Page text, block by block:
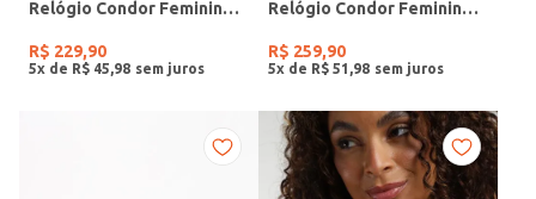
Relógio Condor Feminino PRATA
R$ 229,90
5x de R$ 45 98
Relógio Condor Feminino DOURADO
R$ 259,90
5x de R$ 51 98